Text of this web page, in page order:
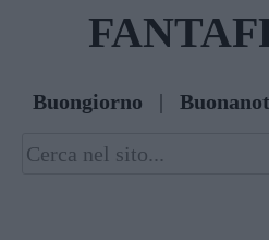
Buongiorno |